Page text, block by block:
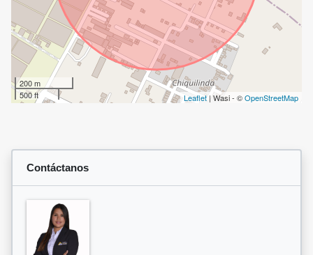
200 m
500 ft
Leaflet | Wasi - ©OpenStreetMap
Contáctanos